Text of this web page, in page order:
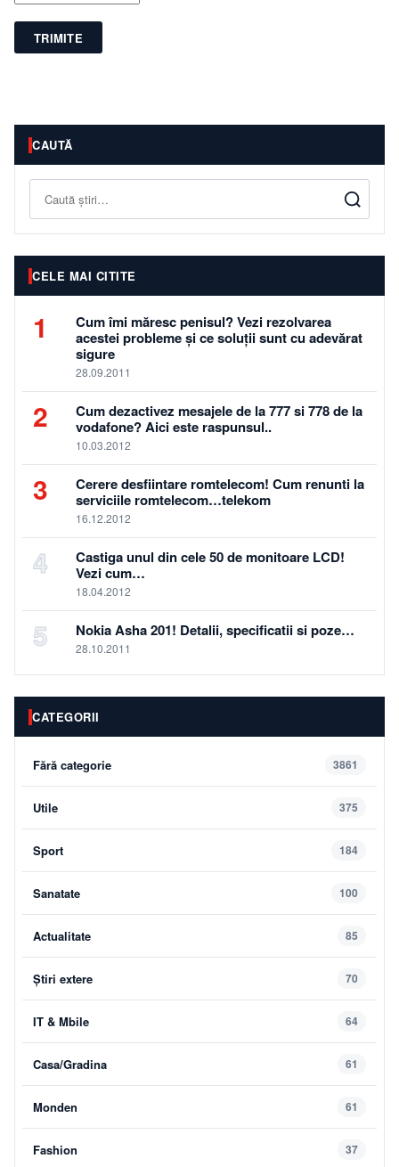
TRIMITE
CAUTĂ
Caută
CELE MAI CITITE
1
Cum îmi măresc penisul? Vezi rezolvarea
acestei probleme și ce soluții sunt cu adevărat
sigure
28.09.2011
2
Cum dezactivez mesajele de la 777 si 778 de la
vodafone? Aici este raspunsul..
10.03.2012
3
Cerere desfiintare romtelecom! Cum renunti la
serviciile romtelecom…telekom
16.12.2012
4
Castiga unul din cele 50 de monitoare LCD!
Vezi cum…
18.04.2012
5 Nokia Asha 201! Detalii, specificatii si poze…
28.10.2011
CATEGORII
Fără categorie 3861
Utile 375
Sport 184
Sanatate 100
Actualitate 85
Știri extere 70
IT & Mbile 64
Casa/Gradina 61
Monden 61
Fashion 37